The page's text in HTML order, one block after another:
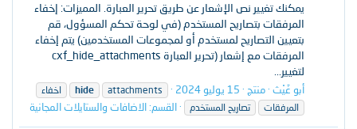
يمكنك تغيير نص الإشعار عن طريق تحرير العبارة. المميزات: إخفاء
المرفقات بتصاريح المستخدم (في لوحة تحكم المسؤول، قم
بتعيين التصاريح لمستخدم أو لمجموعات المستخدمين) يتم إخفاء
المرفقات مع إشعار (تحرير العبارة cxf_hide_attachments
لتغيير...
أبو غَيْث منتج 15 يوليو 2024 attachments
hide
اخفاء
المرفقات
تصاريح المستخدم القسم:الاضافات والستايلات المجانية